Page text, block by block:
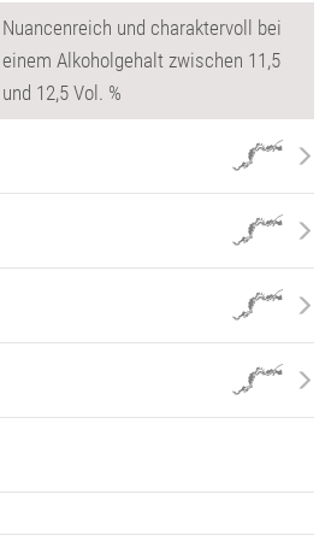
Nuancenreich und charaktervoll bei
einem Alkoholgehalt zwischen 11,5
und 12,5 Vol. %